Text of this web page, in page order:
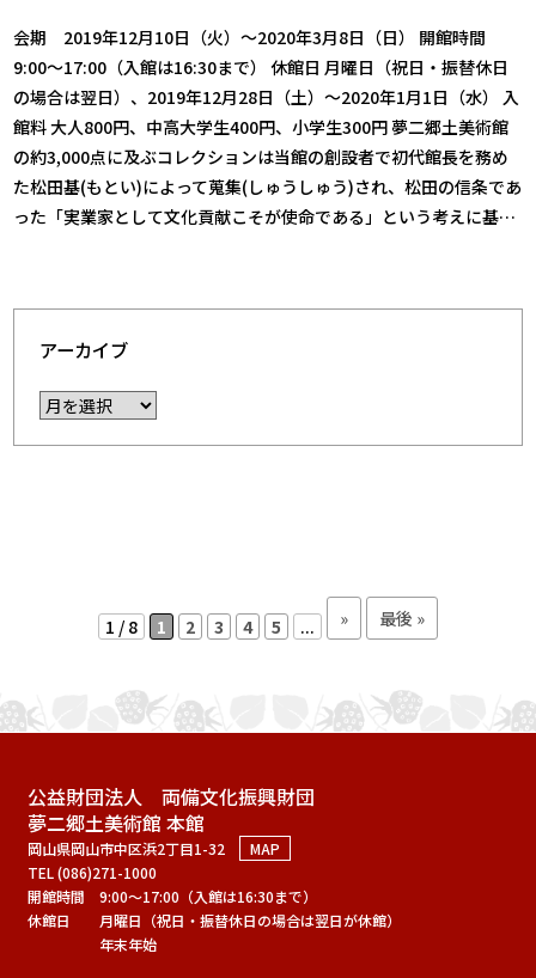
会期 2019年12月10日（火）～2020年3月8日（日） 開館時間
9:00～17:00（入館は16:30まで） 休館日 月曜日（祝日・振替休日
の場合は翌日）、2019年12月28日（土）～2020年1月1日（水） 入
館料 大人800円、中高大学生400円、小学生300円 夢二郷土美術館
の約3,000点に及ぶコレクションは当館の創設者で初代館長を務め
た松田基(もとい)によって蒐集(しゅうしゅう)され、松田の信条であ
った「実業家として文化貢献こそが使命である」という考えに基…
アーカイブ
1 / 8 1 2 3 4 5 ... » 最後 »
公益財団法人 両備文化振興財団
夢二郷土美術館 本館
岡山県岡山市中区浜2丁目1-32
MAP
TEL (086)271-1000
開館時間
9:00～17:00（入館は16:30まで）
休館日
月曜日（祝日・振替休日の場合は翌日が休館）
年末年始